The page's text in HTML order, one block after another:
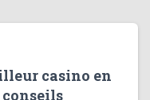
casino en